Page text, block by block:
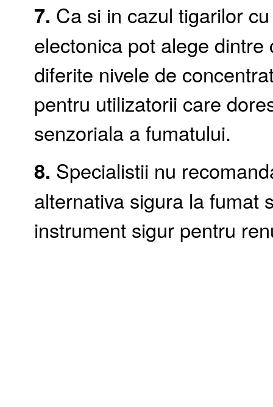
7. Ca si in cazul tigarilor
electonica pot alege
diferite nivele de
pentru utilizatorii care
senzoriala a fumatului.
8. Specialistii nu
alternativa sigura la fumat
instrument sigur pentru